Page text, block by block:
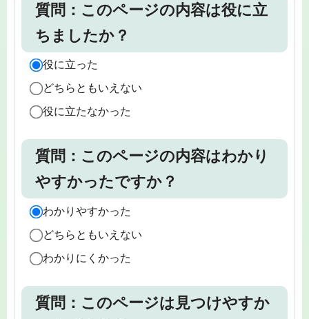
質問：このページの内容は役に立
ちましたか？
役に立った
どちらともいえない
役に立たなかった
質問：このページの内容はわかり
やすかったですか？
わかりやすかった
どちらともいえない
わかりにくかった
質問：このページは見つけやすか